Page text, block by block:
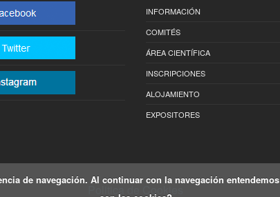
INFORMACIÓN
COMITÉS
ÁREA CIENTÍFICA
INSCRIPCIONES
ALOJAMIENTO
EXPOSITORES
Politica de Cookies
de navegación. Al continuar con la navegación